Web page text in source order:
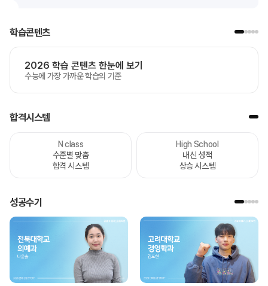
학습콘텐츠
2026 학습 콘텐츠 한눈에 보기
수능에 가장 가까운 학습의 기준
합격시스템
N class
수준별 맞춤
합격 시스템
High School
내신 성적
상승 시스템
성공수기